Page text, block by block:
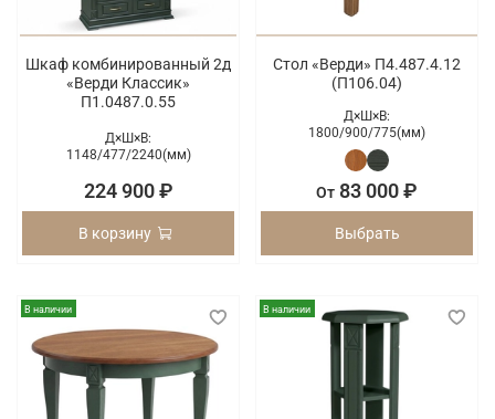
Шкаф комбинированный 2д
«Верди Классик»
П1.0487.0.55
Д×Ш×В:
1148/477/2240(мм)
224 900 ₽
В корзину
Стол «Верди» П4.487.4.12
(П106.04)
Д×Ш×В:
1800/900/775(мм)
От 83 000 ₽
Выбрать
В наличии В наличии